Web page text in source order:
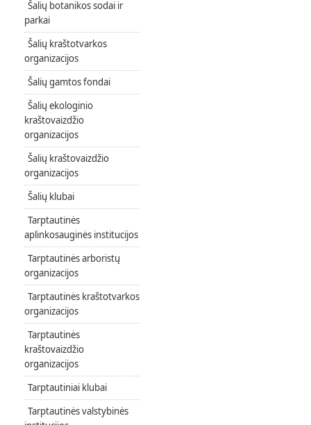
Šalių botanikos sodai ir
parkai
Šalių kraštotvarkos
organizacijos
Šalių gamtos fondai
Šalių ekologinio
kraštovaizdžio
organizacijos
Šalių kraštovaizdžio
organizacijos
Šalių klubai
Tarptautinės
aplinkosauginės institucijos
Tarptautinės arboristų
organizacijos
Tarptautinės kraštotvarkos
organizacijos
Tarptautinės
kraštovaizdžio
organizacijos
Tarptautiniai klubai
Tarptautinės valstybinės